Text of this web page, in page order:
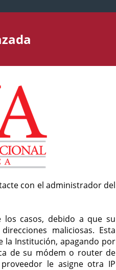
con el administrador del
casos, debido a que su
maliciosas. Esta
la Institución, apagando por
de su módem o router de
le asigne otra IP